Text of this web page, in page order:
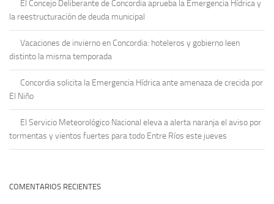
El Concejo Deliberante de Concordia aprueba la Emergencia Hídrica y
la reestructuración de deuda municipal
Vacaciones de invierno en Concordia: hoteleros y gobierno leen
distinto la misma temporada
Concordia solicita la Emergencia Hídrica ante amenaza de crecida por
El Niño
El Servicio Meteorológico Nacional eleva a alerta naranja el aviso por
tormentas y vientos fuertes para todo Entre Ríos este jueves
COMENTARIOS RECIENTES